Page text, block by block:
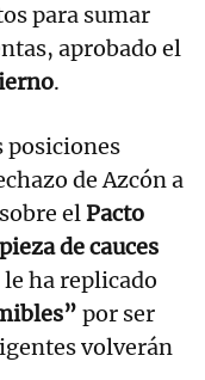
para sumar
aprobado el
.
posiciones
de Azcón a
elPacto
de cauces
le ha replicado
por ser
volverán